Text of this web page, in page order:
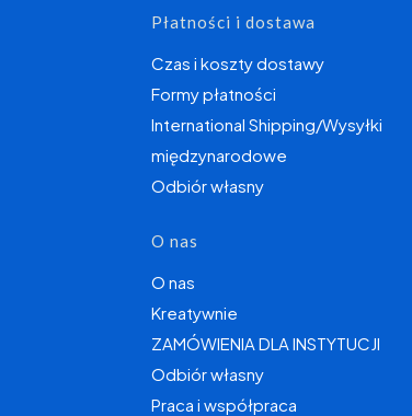
Płatności i dostawa
Czas i koszty dostawy
Formy płatności
International Shipping/Wysyłki
międzynarodowe
Odbiór własny
O nas
O nas
Kreatywnie
ZAMÓWIENIA DLA INSTYTUCJI
Odbiór własny
Praca i współpraca